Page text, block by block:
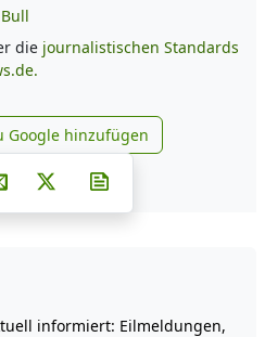
die journalistischen Standards
news.de zu Google
Google hinzufügen
auf Facebook
Teilen auf Whatsapp
Teilen auf Telegram
auf Pinterest
Per E-Mail teilen
Post auf X
informiert: Eilmeldungen,